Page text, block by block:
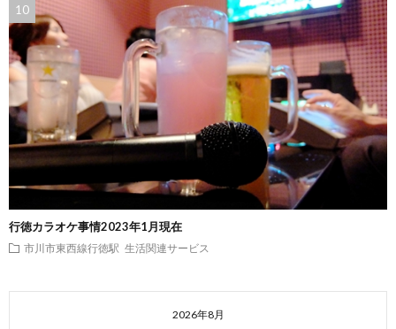
行徳カラオケ事情2023年1月現在
市川市東西線行徳駅 生活関連サービス
2026年8月